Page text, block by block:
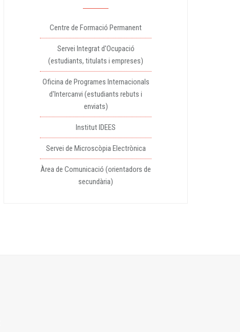
Centre de Formació Permanent
Servei Integrat d'Ocupació
(estudiants, titulats i empreses)
Oficina de Programes Internacionals
d'Intercanvi (estudiants rebuts i
enviats)
Institut IDEES
Servei de Microscòpia Electrònica
Àrea de Comunicació (orientadors de
secundària)